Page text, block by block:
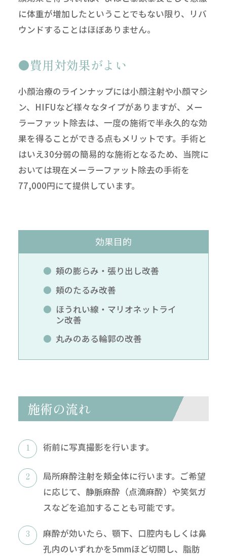
に体重が増加したということでもない限り、リバ
ウンドすることはほぼありません。
費用対効果がよい
小顔治療のラインナップには小顔注射や小顔マシ
ン、HIFUなど様々なタイプがありますが、メー
ラーファット除去は、一度の施術で半永久的な効
果を得ることができる点もメリットです。手術と
はいえ30分弱の簡易的な施術となるため、当院に
おいては現在メーラーファット除去の手術を
77,000円にて提供しています。
効果目的
頬の膨らみ・張り出し改善
頬のたるみ改善
ほうれい線・マリオネットライ
ン改善
丸みのある輪郭の改善
施術の流れ
術前に写真撮影を行います。
局所麻酔注射を頬全体に行います。ご希望
に応じて、静脈麻酔（点滴麻酔）や笑気ガ
スなどを追加することも可能です。
麻酔が効いたら、顎下、口腔内もしくは鼻
孔内のいずれかを5mmほど切開し、脂肪